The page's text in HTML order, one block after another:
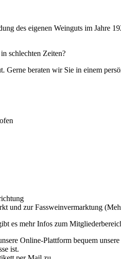
des eigenen Weinguts im Jahre
schlechten Zeiten?
beraten wir Sie in einem
und zur Fassweinvermarktung
es mehr Infos zum
Online-Plattform bequem
ist.